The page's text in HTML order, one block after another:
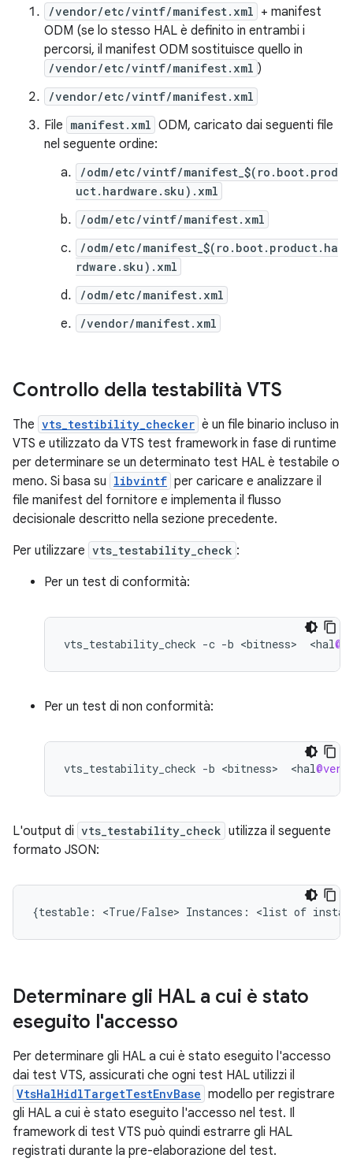
/vendor/etc/vintf/manifest.xml + manifest
ODM (se lo stesso HAL è definito in entrambi i
percorsi, il manifest ODM sostituisce quello in
/vendor/etc/vintf/manifest.xml )
/vendor/etc/vintf/manifest.xml
File manifest.xml ODM, caricato dai seguenti file
nel seguente ordine:
/odm/etc/vintf/manifest_$(ro.boot.prod
uct.hardware.sku).xml
/odm/etc/vintf/manifest.xml
/odm/etc/manifest_$(ro.boot.product.ha
rdware.sku).xml
/odm/etc/manifest.xml
/vendor/manifest.xml
Controllo della testabilità VTS
The vts_testibility_checker è un file binario incluso in
VTS e utilizzato da VTS test framework in fase di runtime
per determinare se un determinato test HAL è testabile o
meno. Si basa su libvintf per caricare e analizzare il
file manifest del fornitore e implementa il flusso
decisionale descritto nella sezione precedente.
Per utilizzare vts_testability_check :
Per un test di conformità:
vts_testability_check -c -b <bitness> <hal
Per un test di non conformità:
vts_testability_check -b <bitness> <hal
L'output di vts_testability_check utilizza il seguente
formato JSON:
{testable: <True/False> Instances: <list of
Determinare gli HAL a cui è stato
eseguito l'accesso
Per determinare gli HAL a cui è stato eseguito l'accesso
dai test VTS, assicurati che ogni test HAL utilizzi il
VtsHalHidlTargetTestEnvBase modello per registrare
gli HAL a cui è stato eseguito l'accesso nel test. Il
framework di test VTS può quindi estrarre gli HAL
registrati durante la pre-elaborazione del test.